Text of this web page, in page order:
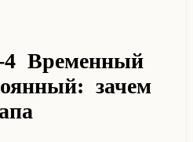
Временный
зачем